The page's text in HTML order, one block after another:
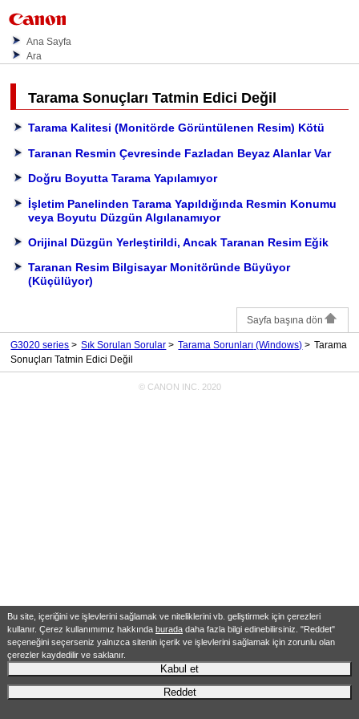
Bu site, içeriğini ve işlevlerini sağlamak ve niteliklerini vb. geliştirmek için çerezleri
kullanır. Çerez kullanımımız hakkında buradadaha fazla bilgi edinebilirsiniz. "Reddet"
seçeneğini seçerseniz yalnızca sitenin içerik ve işlevlerini sağlamak için zorunlu olan
çerezler kaydedilir ve saklanır.
Kabul et
Reddet
Ana Sayfa
Ara
Tarama Sonuçları Tatmin Edici Değil
Tarama Kalitesi (Monitörde Görüntülenen Resim) Kötü
Taranan Resmin Çevresinde Fazladan Beyaz Alanlar Var
Doğru Boyutta Tarama Yapılamıyor
İşletim Panelinden Tarama Yapıldığında Resmin Konumu
veya Boyutu Düzgün Algılanamıyor
Orijinal Düzgün Yerleştirildi, Ancak Taranan Resim Eğik
Taranan Resim Bilgisayar Monitöründe Büyüyor
(Küçülüyor)
Sayfa başına dön
G3020 series Sık Sorulan Sorular Tarama Sorunları (Windows)
Tarama
Sonuçları Tatmin Edici Değil
© CANON INC. 2020